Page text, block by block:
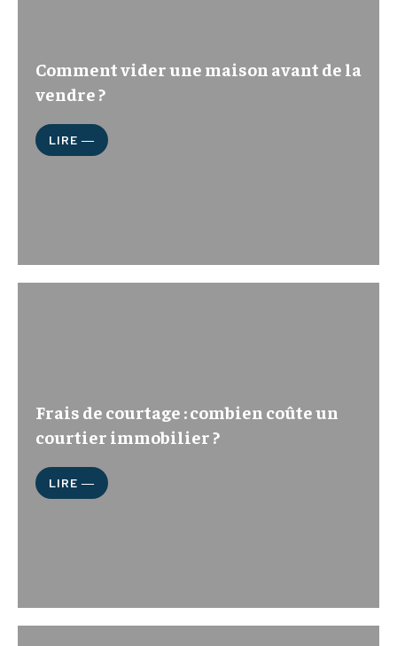
Comment vider une maison avant de la
vendre ?
LIRE ―
Frais de courtage : combien coûte un
courtier immobilier ?
LIRE ―